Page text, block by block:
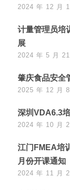
2024 年 12 月
计量管理员培
展
2024 年 5 月 21
肇庆食品安全
2025 年 12 月 8
深圳VDA6.3
2024 年 10 月
江门FMEA培
月份开课通知
2024 年 11 月